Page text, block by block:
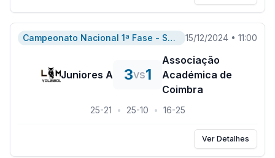
Campeonato Nacional 1ª Fase - Serie A 15/12/2024 • 11:00
Juniores A 3vs1
Associação
Académica de
Coimbra
25-21 • 25-10 • 16-25
Ver Detalhes